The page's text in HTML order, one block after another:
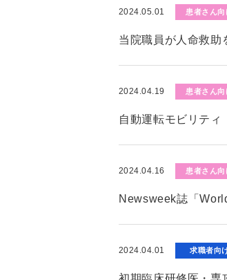
2024.05.01 患者さん向
当院職員が人命救助
2024.04.19 患者さん向
自動運転モビリティ
2024.04.16 患者さん向
Newsweek誌「
2024.04.01 求職者向